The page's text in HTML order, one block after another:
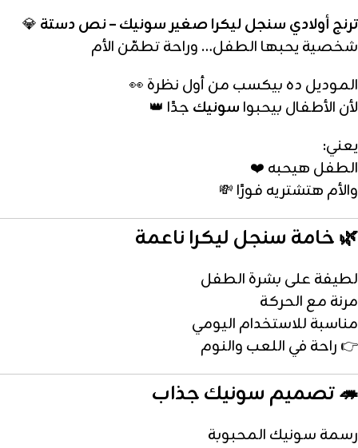
ترنج أولادي سنجل ليكرا صغير سونيك – نص دستة 💎
شخصية يحبها الطفل… وراحة تطمّن الأم
الموديل ده بيكسب من أول نظرة 👀
لأن الأطفال بيحبوا سونيك جدًا 👑
يعني:
الطفل هيحبه ❤️
والأم هتشتريه فورًا 💸
🌿 خامة سنجل ليكرا ناعمة
لطيفة على بشرة الطفل
مرنة مع الحركة
مناسبة للاستخدام اليومي
👉 راحة في اللعب والنوم
🦔 تصميم سونيك جذاب
رسمة سونيك المحبوبة